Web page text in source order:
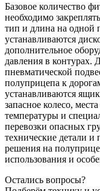
Базовое количество
необходимо
тип и длина на одной
устанавливаются
дополнительное
давления в контурах.
пневматической
полуприцепа к
устанавливаются
запасное колесо,
температуры и
перевозки опасных
технические детали
решения на
использования и
Остались вопросы?